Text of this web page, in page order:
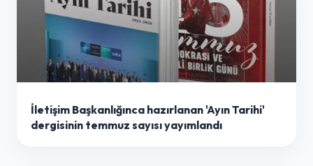
İletişim Başkanlığınca hazırlanan 'Ayın Tarihi'
dergisinin temmuz sayısı yayımlandı